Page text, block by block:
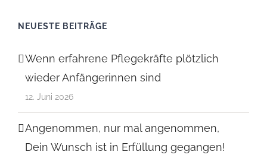
NEUESTE BEITRÄGE
Wenn erfahrene Pflegekräfte plötzlich
wieder Anfängerinnen sind
12. Juni 2026
Angenommen, nur mal angenommen,
Dein Wunsch ist in Erfüllung gegangen!